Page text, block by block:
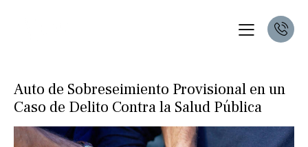
Auto de Sobreseimiento Provisional en un
Caso de Delito Contra la Salud Pública